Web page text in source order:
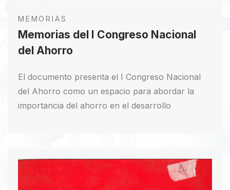
MEMORIAS
Memorias del I Congreso Nacional
del Ahorro
El documento presenta el I Congreso Nacional
del Ahorro como un espacio para abordar la
importancia del ahorro en el desarrollo
ahorro y busca discutir soluciones con expertos.
A pesar de los desafíos, el éxito del congreso se